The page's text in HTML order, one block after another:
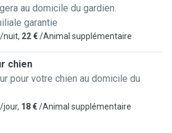
au domicile du gardien.
garantie
/nuit, 22 €/Animal supplémentaire
chien
pour votre chien au domicile du
/jour, 18 €/Animal supplémentaire